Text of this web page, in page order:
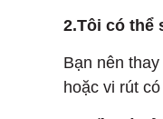
2.Tôi có thể
Bạn nên
hoặc vi rút